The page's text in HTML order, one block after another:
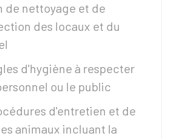
de nettoyage et de
des locaux et du
d'hygiène à respecter
ou le public
d'entretien et de
animaux incluant la